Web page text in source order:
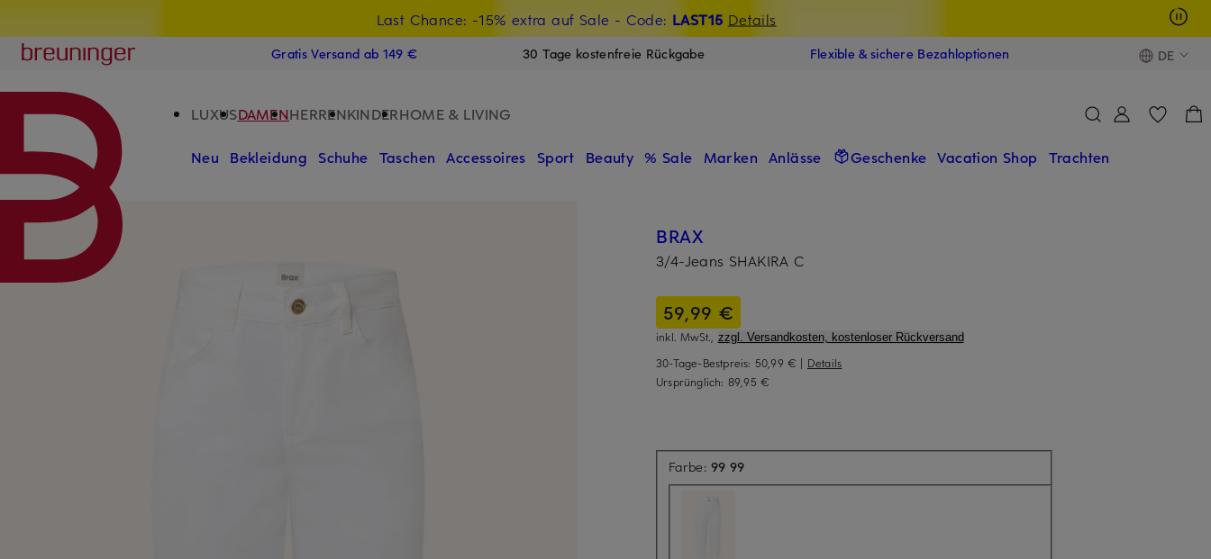
Last Chance: -15% extra auf Sale - Code: LAST15 Details
15€-Willkommensgutschein mit Beyond sichern
Breuninger
Gratis Versand ab 149 € 30 Tage kostenfreie Rückgabe Flexible & sichere Bezahloptionen DE
LUXUSDAMENHERRENKINDERHOME & LIVING
Neu Bekleidung Schuhe Taschen Accessoires Sport Beauty % Sale Marken Anlässe Geschenke Vacation Shop Trachten
BRAX
3/4-Jeans SHAKIRA C
59,99 €
inkl. MwSt., zzgl. Versandkosten, kostenloser Rückversand
30-Tage-Bestpreis: 50,99 € | Details
Ursprünglich: 89,95 €
Farbe:99 99